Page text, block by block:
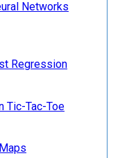
Networks
Regression
Tic-Tac-Toe